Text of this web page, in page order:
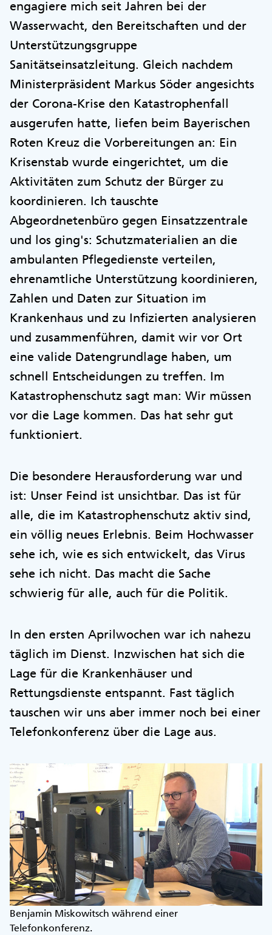
engagiere mich seit Jahren bei der
Wasserwacht, den Bereitschaften und der
Unterstützungsgruppe
Sanitätseinsatzleitung. Gleich nachdem
Ministerpräsident Markus Söder angesichts
der Corona-Krise den Katastrophenfall
ausgerufen hatte, liefen beim Bayerischen
Roten Kreuz die Vorbereitungen an: Ein
Krisenstab wurde eingerichtet, um die
Aktivitäten zum Schutz der Bürger zu
koordinieren. Ich tauschte
Abgeordnetenbüro gegen Einsatzzentrale
und los ging's: Schutzmaterialien an die
ambulanten Pflegedienste verteilen,
ehrenamtliche Unterstützung koordinieren,
Zahlen und Daten zur Situation im
Krankenhaus und zu Infizierten analysieren
und zusammenführen, damit wir vor Ort
eine valide Datengrundlage haben, um
schnell Entscheidungen zu treffen. Im
Katastrophenschutz sagt man: Wir müssen
vor die Lage kommen. Das hat sehr gut
funktioniert.
Die besondere Herausforderung war und
ist: Unser Feind ist unsichtbar. Das ist für
alle, die im Katastrophenschutz aktiv sind,
ein völlig neues Erlebnis. Beim Hochwasser
sehe ich, wie es sich entwickelt, das Virus
sehe ich nicht. Das macht die Sache
schwierig für alle, auch für die Politik.
In den ersten Aprilwochen war ich nahezu
täglich im Dienst. Inzwischen hat sich die
Lage für die Krankenhäuser und
Rettungsdienste entspannt. Fast täglich
tauschen wir uns aber immer noch bei einer
Telefonkonferenz über die Lage aus.
Benjamin Miskowitsch während einer
Telefonkonferenz.